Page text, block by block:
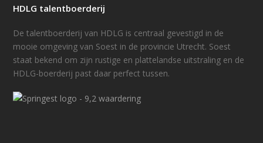
HDLG talentboerderij
De talentboerderij van HDLG is centraal gevestigd in de
mooie omgeving van Soest in de provincie Utrecht. Soest
staat bekend om zijn rustige en plattelandse uitstraling en de
HDLG-boerderij past daar perfect tussen.